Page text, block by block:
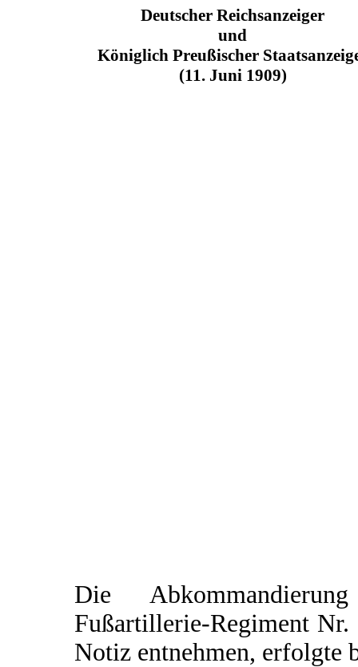
Deutscher Reichsanzeiger
und
Königlich Preußischer
(11. Juni 1909)
Die
Fußartillerie-Regiment Nr.
Notiz entnehmen, erfolgte